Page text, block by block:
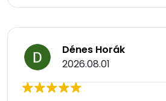
Dénes Horák
2026.08.01